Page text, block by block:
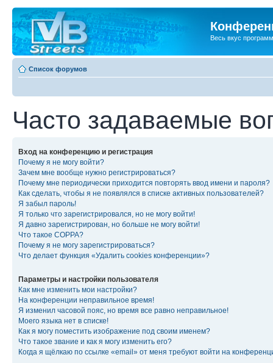
Весь вкус
Список форумов
Часто задаваемые
Вход на конференцию и регистрация
Почему я не могу войти?
Зачем мне вообще нужно регистрироваться?
Почему мне периодически приходится повторять ввод имени и пароля?
Как сделать, чтобы я не появлялся в списке активных пользователей?
Я забыл пароль!
Я только что зарегистрировался, но не могу войти!
Я давно зарегистрирован, но больше не могу войти!
Что такое COPPA?
Почему я не могу зарегистрироваться?
Что делает функция «Удалить cookies конференции»?
Параметры и настройки пользователя
Как мне изменить мои настройки?
На конференции неправильное время!
Я изменил часовой пояс, но время все равно неправильное!
Моего языка нет в списке!
Как я могу поместить изображение под своим именем?
Что такое звание и как я могу изменить его?
Когда я щёлкаю по ссылке «email» от меня требуют войти на